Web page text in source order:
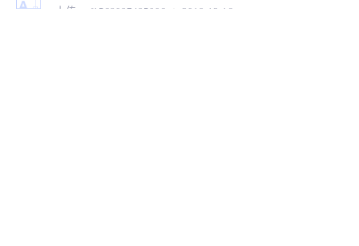
上传: cof1568097495006 2019-12-16